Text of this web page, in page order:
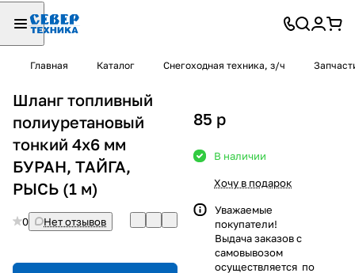
Главная Каталог Снегоходная техника, з/ч
Шланг топливный
полиуретановый
тонкий 4х6 мм
БУРАН, ТАЙГА,
РЫСЬ (1 м)
0 Нет отзывов
85 p
В наличии
Хочу в подарок
Уважаемые
покупатели!
Выдача заказов с
самовывозом
осуществляется по